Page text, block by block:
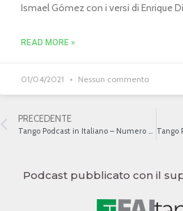
Ismael Gómez con i versi di Enrique
READ MORE »
01/04/2021 Nessun commento
PRECEDENTE
Podcast pubblicato con il